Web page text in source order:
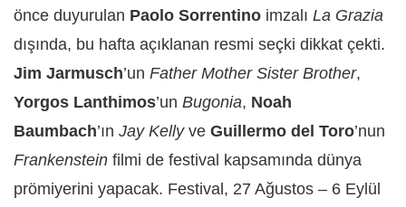
önce duyurulan Paolo Sorrentino imzalı La Grazia
dışında, bu hafta açıklanan resmi seçki dikkat çekti.
Jim Jarmusch’un Father Mother Sister Brother,
Yorgos Lanthimos’un Bugonia, Noah
Baumbach’ın Jay Kellyve Guillermo del Toro’nun
Frankenstein filmi de festival kapsamında dünya
prömiyerini yapacak. Festival, 27 Ağustos – 6 Eylül